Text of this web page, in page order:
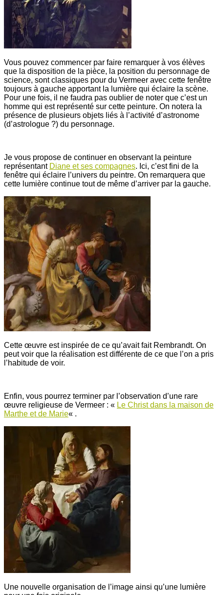
Vous pouvez commencer par faire remarquer à vos élèves
que la disposition de la pièce, la position du personnage de
science, sont classiques pour du Vermeer avec cette fenêtre
toujours à gauche apportant la lumière qui éclaire la scène.
Pour une fois, il ne faudra pas oublier de noter que c’est un
homme qui est représenté sur cette peinture. On notera la
présence de plusieurs objets liés à l’activité d’astronome
(d’astrologue ?) du personnage.
Je vous propose de continuer en observant la peinture
représentant Diane et ses compagnes. Ici, c’est fini de la
fenêtre qui éclaire l’univers du peintre. On remarquera que
cette lumière continue tout de même d’arriver par la gauche.
Cette œuvre est inspirée de ce qu’avait fait Rembrandt. On
peut voir que la réalisation est différente de ce que l’on a pris
l’habitude de voir.
Enfin, vous pourrez terminer par l’observation d’une rare
œuvre religieuse de Vermeer : « Le Christ dans la maison de
Marthe et de Marie« .
Une nouvelle organisation de l’image ainsi qu’une lumière